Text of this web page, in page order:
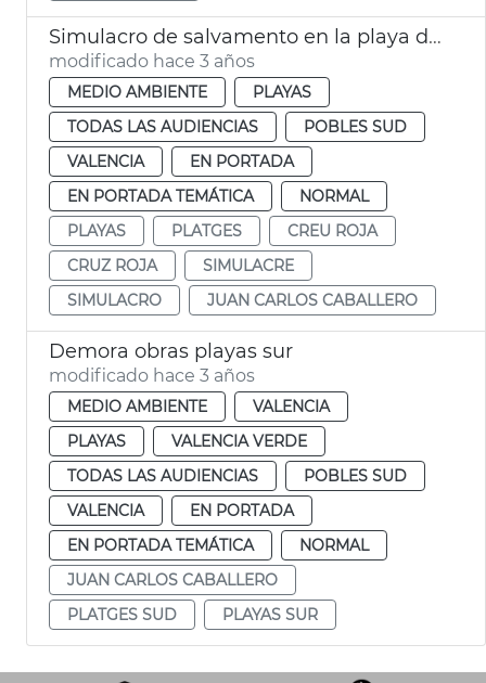
Simulacro de salvamento en la playa del Perellonet
modificado hace 3 años
MEDIO AMBIENTE
PLAYAS
TODAS LAS AUDIENCIAS
POBLES SUD
VALENCIA
EN PORTADA
EN PORTADA TEMÁTICA
NORMAL
PLAYAS
PLATGES
CREU ROJA
CRUZ ROJA
SIMULACRE
SIMULACRO
JUAN CARLOS CABALLERO
Demora obras playas sur
modificado hace 3 años
MEDIO AMBIENTE
VALENCIA
PLAYAS
VALENCIA VERDE
TODAS LAS AUDIENCIAS
POBLES SUD
VALENCIA
EN PORTADA
EN PORTADA TEMÁTICA
NORMAL
JUAN CARLOS CABALLERO
PLATGES SUD
PLAYAS SUR